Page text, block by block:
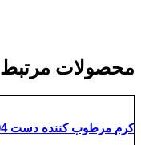
محصولات مرتبط
کرم مرطوب کننده دست 04 میسوری Misssuri Hand Grape Fruit 400ml